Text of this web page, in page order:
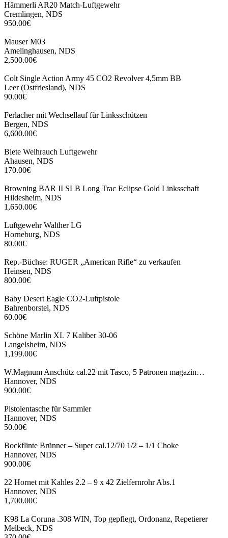
Hämmerli AR20 Match-Luftgewehr
Cremlingen, NDS
950.00€
Mauser M03
Amelinghausen, NDS
2,500.00€
Colt Single Action Army 45 CO2 Revolver 4,5mm BB
Leer (Ostfriesland), NDS
90.00€
Ferlacher mit Wechsellauf für Linksschützen
Bergen, NDS
6,600.00€
Biete Weihrauch Luftgewehr
Ahausen, NDS
170.00€
Browning BAR II SLB Long Trac Eclipse Gold Linksschaft
Hildesheim, NDS
1,650.00€
Luftgewehr Walther LG
Horneburg, NDS
80.00€
Rep.-Büchse: RUGER „American Rifle“ zu verkaufen
Heinsen, NDS
800.00€
Baby Desert Eagle CO2-Luftpistole
Bahrenborstel, NDS
60.00€
Schöne Marlin XL 7 Kaliber 30-06
Langelsheim, NDS
1,199.00€
W.Magnum Anschütz cal.22 mit Tasco, 5 Patronen magazin…
Hannover, NDS
900.00€
Pistolentasche für Sammler
Hannover, NDS
50.00€
Bockflinte Brünner – Super cal.12/70 1/2 – 1/1 Choke
Hannover, NDS
900.00€
22 Hornet mit Kahles 2.2 – 9 x 42 Zielfernrohr Abs.1
Hannover, NDS
1,700.00€
K98 La Coruna .308 WIN, Top gepflegt, Ordonanz, Repetierer
Melbeck, NDS